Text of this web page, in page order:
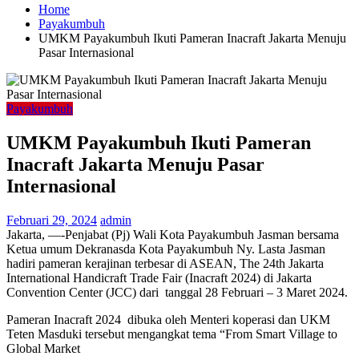
Home
Payakumbuh
UMKM Payakumbuh Ikuti Pameran Inacraft Jakarta Menuju
Pasar Internasional
Payakumbuh
UMKM Payakumbuh Ikuti Pameran
Inacraft Jakarta Menuju Pasar
Internasional
Februari 29, 2024 admin
Jakarta, —-Penjabat (Pj) Wali Kota Payakumbuh Jasman bersama
Ketua umum Dekranasda Kota Payakumbuh Ny. Lasta Jasman
hadiri pameran kerajinan terbesar di ASEAN, The 24th Jakarta
International Handicraft Trade Fair (Inacraft 2024) di Jakarta
Convention Center (JCC) dari tanggal 28 Februari – 3 Maret 2024.
Pameran Inacraft 2024 dibuka oleh Menteri koperasi dan UKM
Teten Masduki tersebut mengangkat tema “From Smart Village to
Global Market